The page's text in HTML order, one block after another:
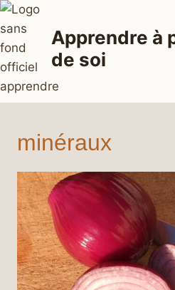
Aller
au
contenu
Apprendre à
de soi
minéraux